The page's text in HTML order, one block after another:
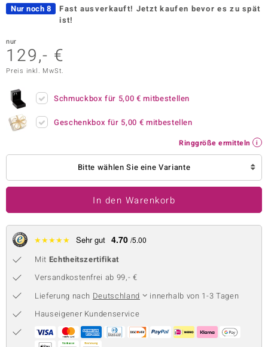
BY DE MELO
Collection
Nur noch 8 Fast ausverkauft! Jetzt kaufen bevor es zu spät
ist!
nur
129,- €
Preis inkl. MwSt.
Schmuckbox für 5,00 € mitbestellen
Geschenkbox für 5,00 € mitbestellen
Ringgröße ermitteln
Bitte wählen Sie eine Variante
In den Warenkorb
★★★★★ Sehr gut 4.70 /5.00
Mit Echtheitszertifikat
Versandkostenfrei ab 99,- €
Lieferung nach Deutschland
innerhalb von 1-3 Tagen
Hauseigener Kundenservice